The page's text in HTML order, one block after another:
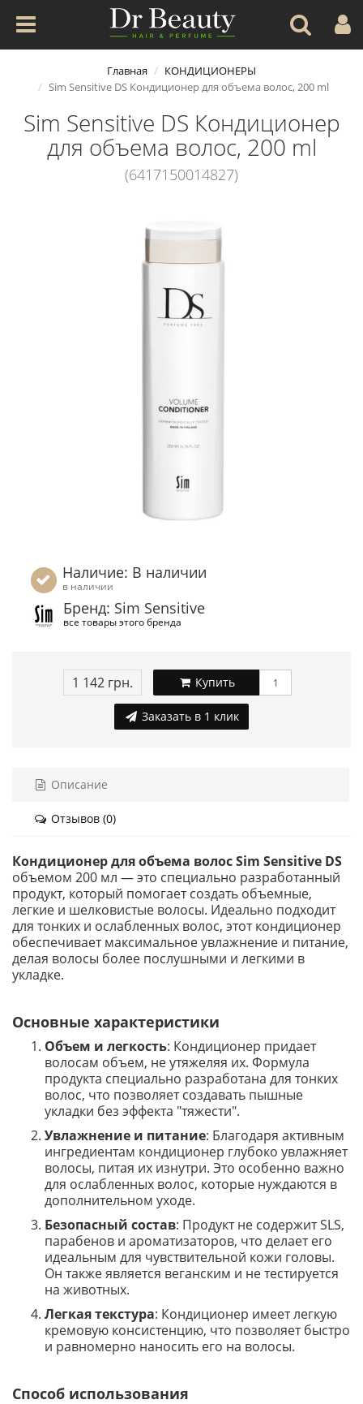
Главная
КОНДИЦИОНЕРЫ
Sim Sensitive DS Кондиционер для объема волос, 200 ml
Sim Sensitive DS Кондиционер
для объема волос, 200 ml
(6417150014827)
Наличие: В наличии
в наличии
Бренд: Sim Sensitive
все товары этого бренда
1 142 грн. Купить
Заказать в 1 клик
Описание
Отзывов (0)
Кондиционер для объема волос Sim Sensitive DS
объемом 200 мл — это специально разработанный
продукт, который помогает создать объемные,
легкие и шелковистые волосы. Идеально подходит
для тонких и ослабленных волос, этот кондиционер
обеспечивает максимальное увлажнение и питание,
делая волосы более послушными и легкими в
укладке.
Основные характеристики
Объем и легкость: Кондиционер придает
волосам объем, не утяжеляя их. Формула
продукта специально разработана для тонких
волос, что позволяет создавать пышные
укладки без эффекта "тяжести".
Увлажнение и питание: Благодаря активным
ингредиентам кондиционер глубоко увлажняет
волосы, питая их изнутри. Это особенно важно
для ослабленных волос, которые нуждаются в
дополнительном уходе.
Безопасный состав: Продукт не содержит SLS,
парабенов и ароматизаторов, что делает его
идеальным для чувствительной кожи головы.
Он также является веганским и не тестируется
на животных.
Легкая текстура: Кондиционер имеет легкую
кремовую консистенцию, что позволяет быстро
и равномерно наносить его на волосы.
Способ использования